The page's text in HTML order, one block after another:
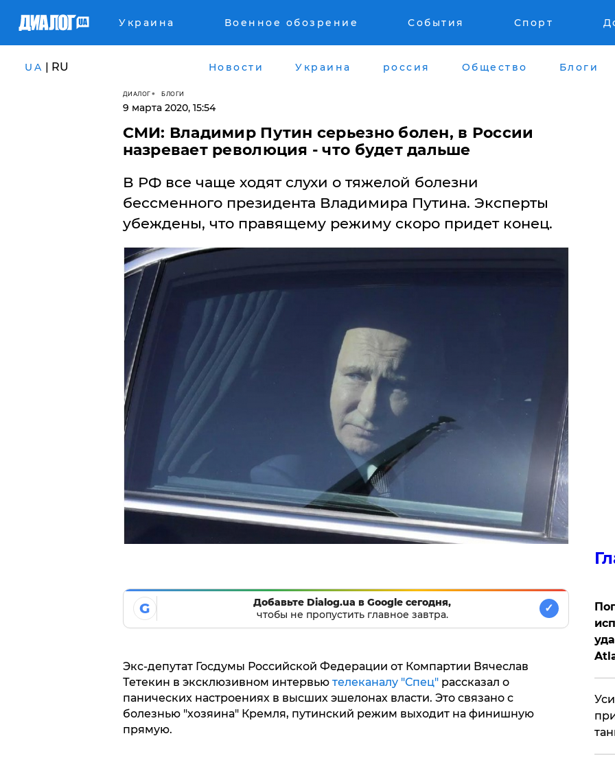
Украина Военное обозрение События Спорт
UA | RU Новости Украина россия Общество Блоги
ДИАЛОГ БЛОГИ
9 марта 2020, 15:54
СМИ: Владимир Путин серьезно болен, в России
назревает революция - что будет дальше
В РФ все чаще ходят слухи о тяжелой болезни
бессменного президента Владимира Путина. Эксперты
убеждены, что правящему режиму скоро придет конец.
G
Добавьте Dialog.ua в Google сегодня,
чтобы не пропустить главное завтра.
✓
Экс-депутат Госдумы Российской Федерации от Компартии Вячеслав
Тетекин в эксклюзивном интервью телеканалу "Спец"рассказал о
панических настроениях в высших эшелонах власти. Это связано с
болезнью "хозяина" Кремля, путинский режим выходит на финишную
прямую.